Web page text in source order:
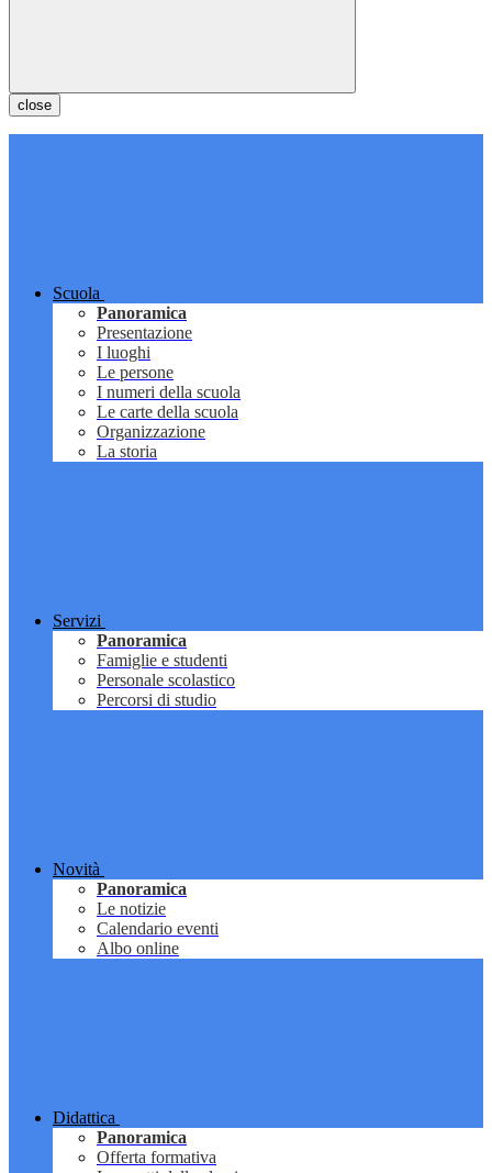
close
Scuola
Panoramica
Presentazione
I luoghi
Le persone
I numeri della scuola
Le carte della scuola
Organizzazione
La storia
Servizi
Panoramica
Famiglie e studenti
Personale scolastico
Percorsi di studio
Novità
Panoramica
Le notizie
Calendario eventi
Albo online
Didattica
Panoramica
Offerta formativa